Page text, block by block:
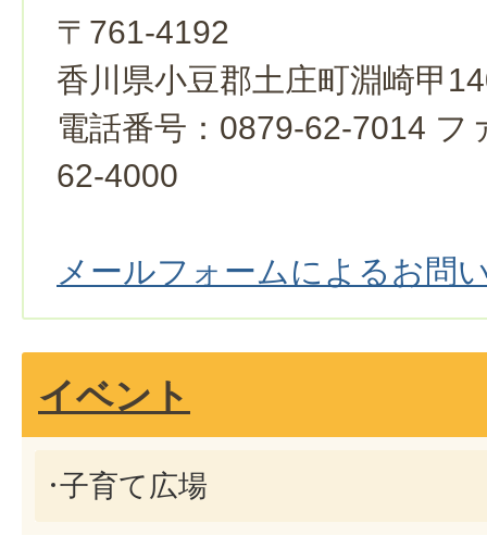
〒761-4192
香川県小豆郡土庄町淵崎甲
電話番号：0879-62-7014 フ
62-4000
メールフォームによるお問
イベント
子育て広場